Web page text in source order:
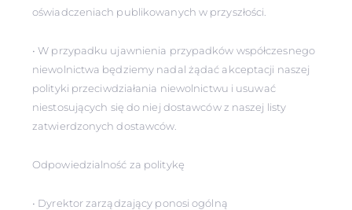
oświadczeniach publikowanych w przyszłości.
• W przypadku ujawnienia przypadków współczesnego
niewolnictwa będziemy nadal żądać akceptacji naszej
polityki przeciwdziałania niewolnictwu i usuwać
niestosujących się do niej dostawców z naszej listy
zatwierdzonych dostawców.
Odpowiedzialność za politykę
• Dyrektor zarządzający ponosi ogólną